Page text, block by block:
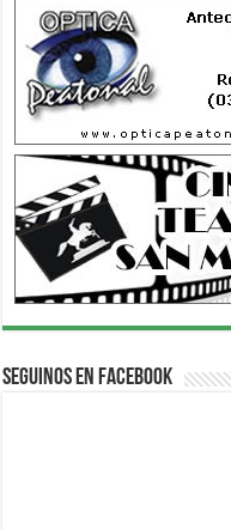
Seguinos en Facebook